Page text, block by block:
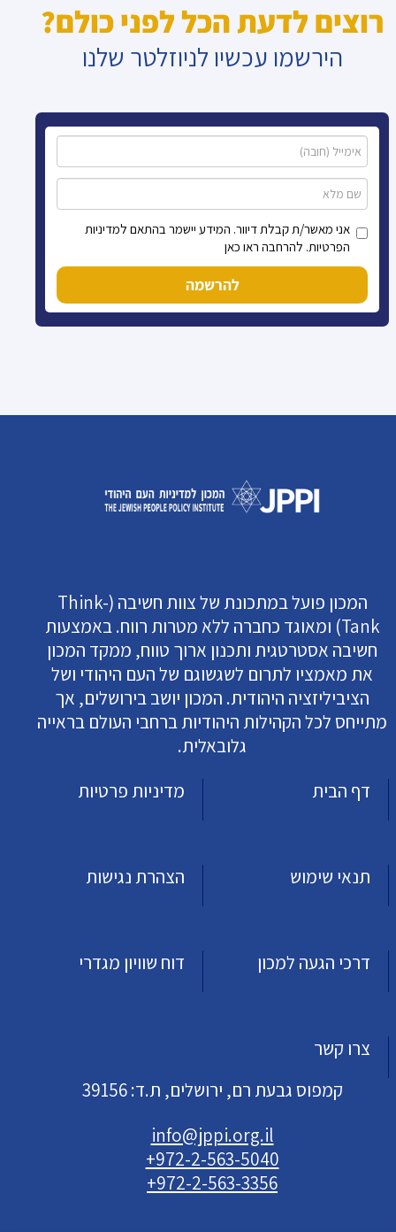
רוצים לדעת הכל לפני כולם?
הירשמו עכשיו לניוזלטר שלנו
אני מאשר/ת קבלת דיוור. המידע יישמר בהתאם למדיניות
הפרטיות. להרחבה ראו כאן
להרשמה
המכון פועל במתכונת של צוות חשיבה (Think-
Tank) ומאוגד כחברה ללא מטרות רווח. באמצעות
חשיבה אסטרטגית ותכנון ארוך טווח, ממקד המכון
את מאמציו לתרום לשגשוגם של העם היהודי ושל
הציביליזציה היהודית. המכון יושב בירושלים, אך
מתייחס לכל הקהילות היהודיות ברחבי העולם בראייה
גלובאלית.
דף הבית
מדיניות פרטיות
תנאי שימוש הצהרת נגישות
דרכי הגעה למכון דוח שוויון מגדרי
צרו קשר
קמפוס גבעת רם, ירושלים, ת.ד: 39156
info@jppi.org.il
+972-2-563-5040
+972-2-563-3356